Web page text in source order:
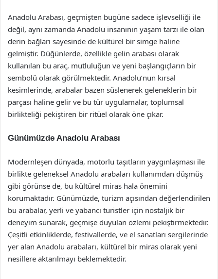
Anadolu Arabası, geçmişten bugüne sadece işlevselliği ile
değil, aynı zamanda Anadolu insanının yaşam tarzı ile olan
derin bağları sayesinde de kültürel bir simge haline
gelmiştir. Düğünlerde, özellikle gelin arabası olarak
kullanılan bu araç, mutluluğun ve yeni başlangıçların bir
sembolü olarak görülmektedir. Anadolu’nun kırsal
kesimlerinde, arabalar bazen süslenerek geleneklerin bir
parçası haline gelir ve bu tür uygulamalar, toplumsal
birlikteliği pekiştiren bir ritüel olarak öne çıkar.
Günümüzde Anadolu Arabası
Modernleşen dünyada, motorlu taşıtların yaygınlaşması ile
birlikte geleneksel Anadolu arabaları kullanımdan düşmüş
gibi görünse de, bu kültürel miras hala önemini
korumaktadır. Günümüzde, turizm açısından değerlendirilen
bu arabalar, yerli ve yabancı turistler için nostaljik bir
deneyim sunarak, geçmişe duyulan özlemi pekiştirmektedir.
Çeşitli etkinliklerde, festivallerde, ve el sanatları sergilerinde
yer alan Anadolu arabaları, kültürel bir miras olarak yeni
nesillere aktarılmayı beklemektedir.